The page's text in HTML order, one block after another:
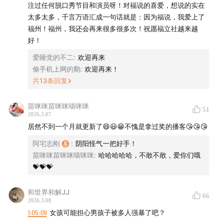
1.Surfaces,Tai Verdes - Sheesh!
2.Tai Verdes - A-O-K
参与线下录制：
注过任何脱口秀节目和演员呀！对福说的喜爱，想说的实在
太多太多，千言万语汇成一句话就是：因为福说，我爱上了
福州！福州，我还会再来很多很多次！祝愿福立社越来越
好！
爱睡觉的不二: 欢迎再来
偷手机上网的鹅: 欢迎再来！
共13条回复
苗咪咪苗咪咪喵咪咪
2026.3.07
51
居然不到一个月就更新了😄😃😁不愧是拿过奖的播客😘😘😘
阿宅志刚 : 阴阳怪气一把好手！
苗咪咪苗咪咪喵咪咪: 哈哈哈哈哈，不敢不敢，爱你们哦
💝💝💝
和世界和解JJ
2026.3.08
66
1:05:09 女孩可能担心男孩子被多人强暴了吧？